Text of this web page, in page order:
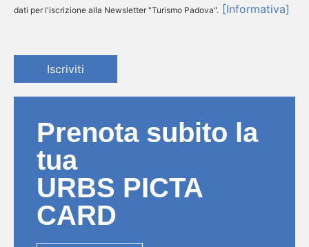
dati per l'iscrizione alla Newsletter "Turismo Padova". [Informativa]
Iscriviti
Prenota subito la
tua
URBS PICTA
CARD